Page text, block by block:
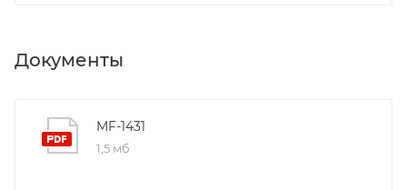
Документы
MF-1431
1,5 мб